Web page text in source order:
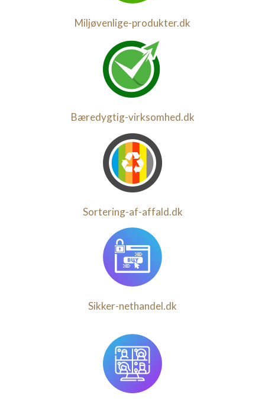
Miljøvenlige-produkter.dk
Bæredygtig-virksomhed.dk
Sortering-af-affald.dk
Sikker-nethandel.dk